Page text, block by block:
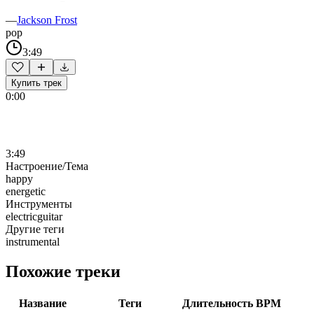
—Jackson Frost
pop
3:49
Купить трек
0:00
3:49
Настроение/Тема
happy
energetic
Инструменты
electricguitar
Другие теги
instrumental
Похожие треки
Название Теги Длительность BPM